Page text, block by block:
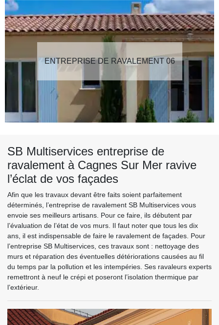
ENTREPRISE DE RAVALEMENT 06
SB Multiservices entreprise de
ravalement à Cagnes Sur Mer ravive
l’éclat de vos façades
Afin que les travaux devant être faits soient parfaitement
déterminés, l’entreprise de ravalement SB Multiservices vous
envoie ses meilleurs artisans. Pour ce faire, ils débutent par
l’évaluation de l’état de vos murs. Il faut noter que tous les dix
ans, il est indispensable de faire le ravalement de façades. Pour
l’entreprise SB Multiservices, ces travaux sont : nettoyage des
murs et réparation des éventuelles détériorations causées au fil
du temps par la pollution et les intempéries. Ses ravaleurs experts
remettront à neuf le crépi et poseront l’isolation thermique par
l’extérieur.